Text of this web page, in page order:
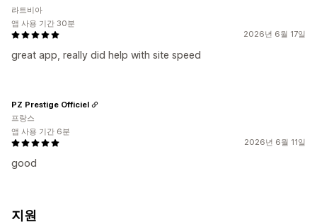
2026년 6월 17일
great app, really did help with site speed
라트비아
앱 사용 기간 30분
2026년 6월 11일
good
PZ Prestige Officiel
프랑스
앱 사용 기간 6분
지원